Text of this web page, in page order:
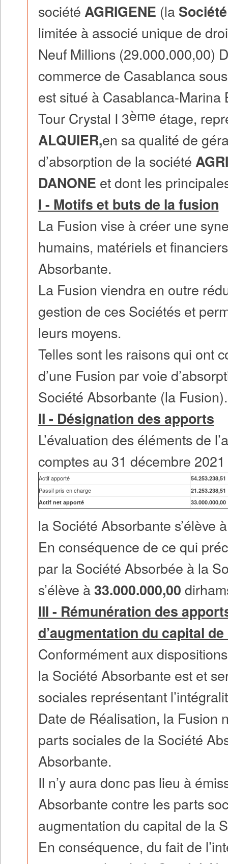
société AGRIGENE (la
limitée à associé unique de
Neuf Millions (29.000.000,00)
commerce de Casablanca
est situé à Casablanca-
Tour Crystal I 3ème étage,
ALQUIER,en sa qualité de
d’absorption de la société
DANONE et dont les
I - Motifs et buts de la fusion
La Fusion vise à créer une
humains, matériels et
Absorbante.
La Fusion viendra en outre
gestion de ces Sociétés et
leurs moyens.
Telles sont les raisons qui ont
d’une Fusion par voie
Société Absorbante (la Fusion).
II - Désignation des apports
L’évaluation des éléments de
comptes au 31 décembre
Actif apporté 54.253.238,51
Passif pris en charge
21.253.238,51
Actif net apporté
33.000.000,00
la Société Absorbante
En conséquence de ce qui
par la Société Absorbée à la
s’élève à 33.000.000,00
III - Rémunération des
d’augmentation du capital de
Conformément aux
la Société Absorbante est et
sociales représentant
Date de Réalisation, la Fusion
parts sociales de la Société
Absorbante.
Il n’y aura donc pas lieu à
Absorbante contre les parts
augmentation du capital de la
En conséquence, du fait de